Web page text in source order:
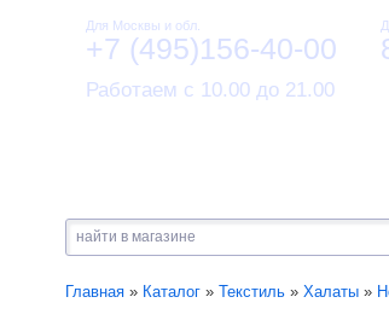
Для Москвы и обл.
+7 (495)156-40-00
Работаем с 10.00 до 21.00
Главная» Каталог» Текстиль» Халаты»